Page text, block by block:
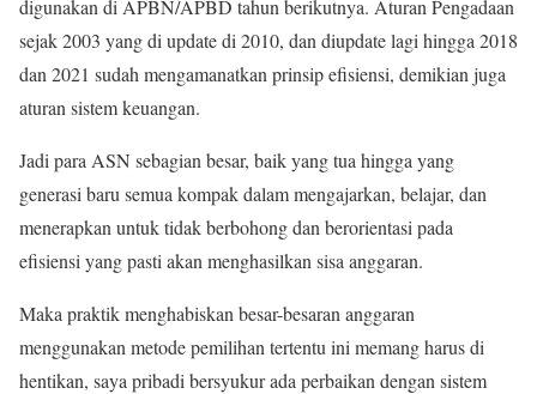
digunakan di APBN/APBD tahun berikutnya. Aturan Pengadaan
sejak 2003 yang di update di 2010, dan diupdate lagi hingga 2018
dan 2021 sudah mengamanatkan prinsip efisiensi, demikian juga
aturan sistem keuangan.
Jadi para ASN sebagian besar, baik yang tua hingga yang
generasi baru semua kompak dalam mengajarkan, belajar, dan
menerapkan untuk tidak berbohong dan berorientasi pada
efisiensi yang pasti akan menghasilkan sisa anggaran.
Maka praktik menghabiskan besar-besaran anggaran
menggunakan metode pemilihan tertentu ini memang harus di
hentikan, saya pribadi bersyukur ada perbaikan dengan sistem